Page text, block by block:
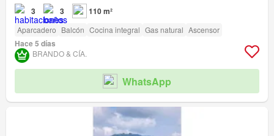
3 3 110 m²
Aparcadero Balcón Cocina integral Gas natural Ascensor
Hace 5 días
BRANDO & CÍA.
WhatsApp